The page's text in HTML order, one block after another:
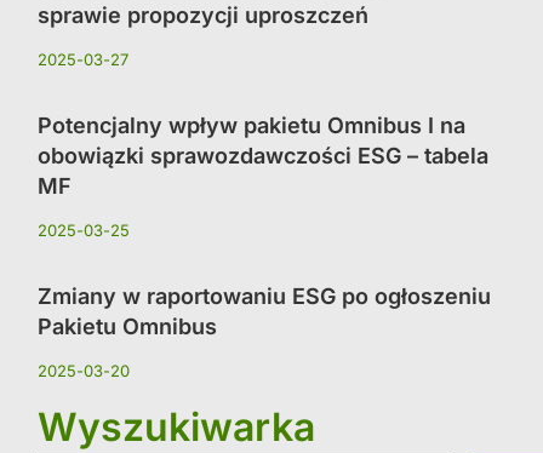
sprawie propozycji uproszczeń
2025-03-27
Potencjalny wpływ pakietu Omnibus I na
obowiązki sprawozdawczości ESG – tabela
MF
2025-03-25
Zmiany w raportowaniu ESG po ogłoszeniu
Pakietu Omnibus
2025-03-20
Wyszukiwarka